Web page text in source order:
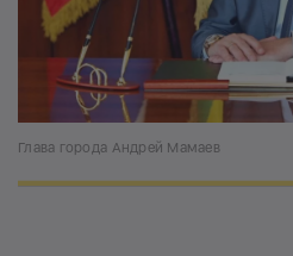
Глава города Андрей Мамаев